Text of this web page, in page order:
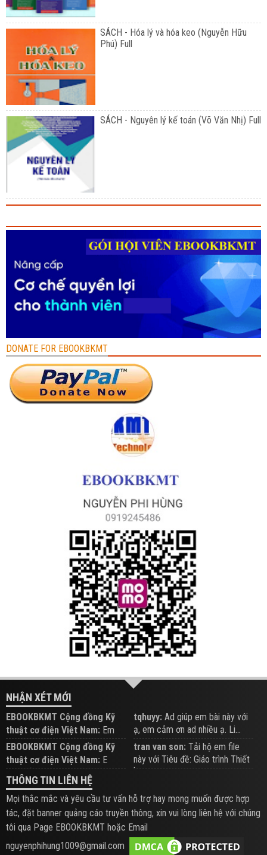
SÁCH - Hóa lý và hóa keo (Nguyễn Hữu
Phú) Full
SÁCH - Nguyên lý kế toán (Võ Văn Nhị) Full
DONATE FOR EBOOKBKMT
NHẬN XÉT MỚI
EBOOKBKMT Cộng đồng Kỹ
thuật cơ điện Việt Nam: Em
đăng trên Group hỗ trợ nhé
tqhuyy: Ad giúp em bài này với
ạ, em cảm ơn ad nhiều ạ. Li...
EBOOKBKMT Cộng đồng Kỹ
thuật cơ điện Việt Nam: E
xem hỗ trợ trên Group
tran van son: Tải hộ em file
này với Tiêu đề: Giáo trình Thiết
b...
THÔNG TIN LIÊN HỆ
Mọi thắc mắc và yêu cầu tư vấn hỗ trợ hay mong muốn được hợp
tác, đặt banner quảng cáo truyền thông, xin vui lòng liên hệ với chúng
tôi qua Page EBOOKBKMT hoặc Email
nguyenphihung1009@gmail.com